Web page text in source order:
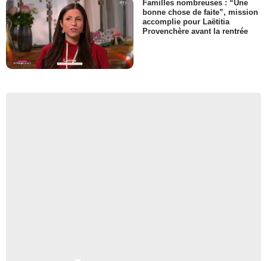
Familles nombreuses : “Une
bonne chose de faite”, mission
accomplie pour Laëtitia
Provenchère avant la rentrée